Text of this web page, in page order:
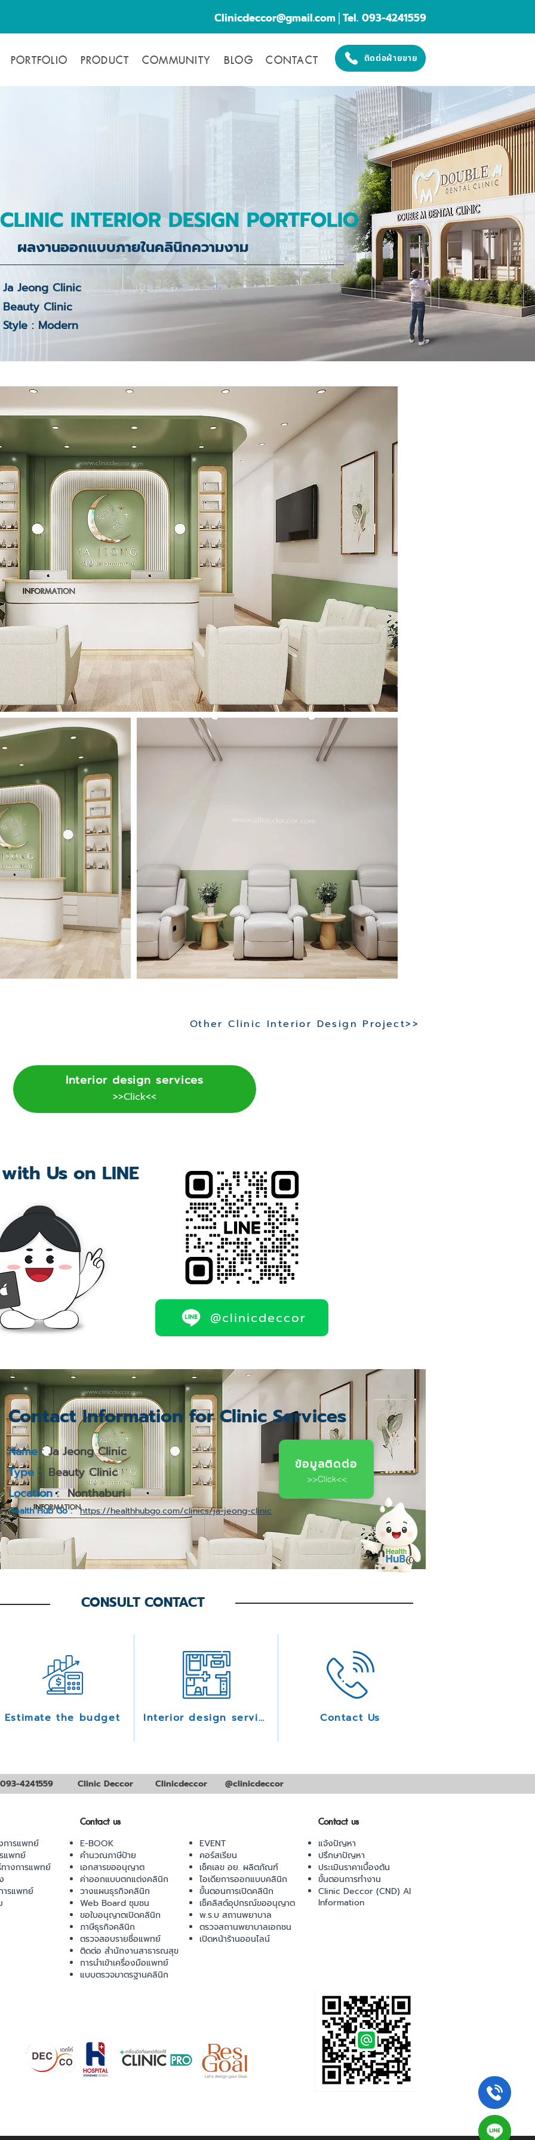
Clinicdeccor@gmail.com│Tel. 093-4241559
PORTFOLIO PRODUCT COMMUNITY BLOG CONTACT ติดต่อฝ่ายขาย
INTERIOR DESIGN PORTFOLIO
ผลงานออกแบบภายในคลินิกความงาม
Ja Jeong Clinic
Beauty Clinic
Style : Modern
Other Clinic Interior Design Project>>
Interior design services
>>Click<<
@clinicdeccor
Us on LINE
Contact Information for Clinic Services
Name : Ja Jeong Clinic
Type : Beauty Clinic
Location : Nonthaburi
ข้อมูลติดต่อ
>>Click<<
Health Hub Go : https://healthhubgo.com/clinics/ja-jeong-clinic
CONSULT CONTACT
Estimate the budget Interior design services Contact Us
093-4241559 Clinic Deccor Clinicdeccor @clinicdeccor
ารแพทย์
แพทย์
ทางการแพทย์
ารแพทย์
Contact us
E-BOOK
คำนวณภาษีป้าย
เอกสารขออนุญาต
ค่าออกแบบตกแต่งคลินิก
วางแผนธุรกิจคลินิก
Web Board ชุมชน
ขอใบอนุญาตเปิดคลินิก
ภาษีธุรกิจคลินิก
ตรวจสอบรายชื่อแพทย์
ติดต่อ สำนักงานสาธารณสุข
การนำเข้าเครื่องมือแพทย์
แบบตรวจมาตรฐานคลินิก
Contact us
EVENT
คอร์สเรียน
เช็คเลข อย. ผลิตภัณฑ์
ไอเดียการออกแบบคลินิก
ขั้นตอนการเปิดคลินิก
เช็คลิสต์อุปกรณ์ขออนุญาต
พ.ร.บ สถานพยาบาล
ตรวจสถานพยาบาลเอกชน
เปิดหน้าร้านออนไลน์
แจ้งปัญหา
ปรึกษาปัญหา
ประเมินราคาเบื้องต้น
ขั้นตอนการทำงาน
Clinic Deccor (CND) AI
Information